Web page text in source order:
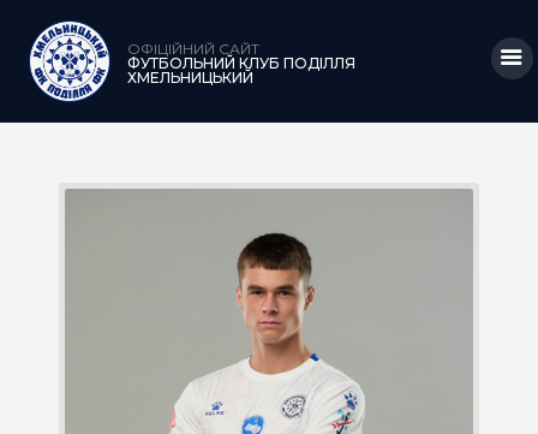
ОФІЦІЙНИЙ САЙТ
ФУТБОЛЬНИЙ КЛУБ ПОДІЛЛЯ
ХМЕЛЬНИЦЬКИЙ
ГОЛОВНА
АКАДЕМІЯ